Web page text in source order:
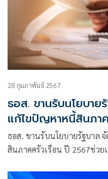
28 กุมภาพันธ์ 2567
ธอส. ขานรับนโยบาย
แก้ไขปัญหาหนี้สินภา
ธอส. ขานรับนโยบายรัฐบาล
สินภาคครัวเรือน ปี 2567ช่วย